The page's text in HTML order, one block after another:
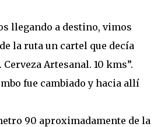
llegando a destino, vimos
la ruta un cartel que decía
Cerveza Artesanal. 10 kms”.
fue cambiado y hacia allí
90 aproximadamente de la